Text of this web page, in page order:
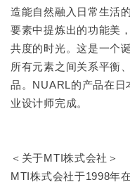
造能自然融入日常生活
要素中提炼出的功能美
共度的时光。这是一个
所有元素之间关系平衡
品。NUARL的产品在日
业设计师完成。
＜关于MTI株式会社＞
MTI株式会社于1998年